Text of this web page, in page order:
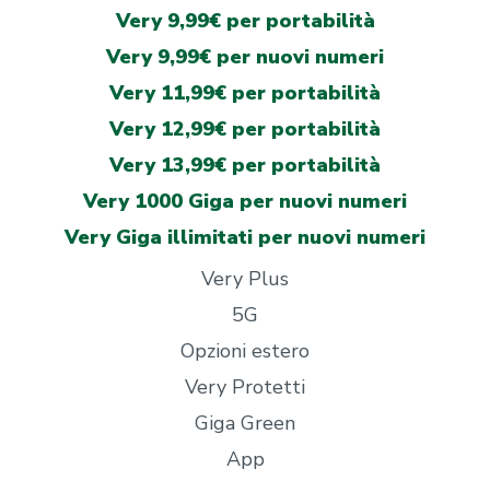
Very 9,99€ per portabilità
Very 9,99€ per nuovi numeri
Very 11,99€ per portabilità
Very 12,99€ per portabilità
Very 13,99€ per portabilità
Very 1000 Giga per nuovi numeri
Very Giga illimitati per nuovi numeri
Very Plus
5G
Opzioni estero
Very Protetti
Giga Green
App